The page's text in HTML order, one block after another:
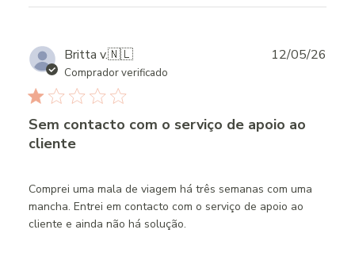
Britta v.🇳🇱
Comprador verificado
Sem contacto com o serviço de apoio ao
cliente
Comprei uma mala de viagem há três semanas com uma
mancha. Entrei em contacto com o serviço de apoio ao
cliente e ainda não há solução.
12/05/26